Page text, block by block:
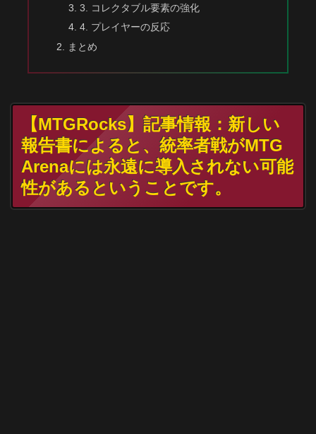
3. コレクタブル要素の強化
4. プレイヤーの反応
まとめ
【MTGRocks】記事情報：新しい
報告書によると、統率者戦がMTG
Arenaには永遠に導入されない可能
性があるということです。